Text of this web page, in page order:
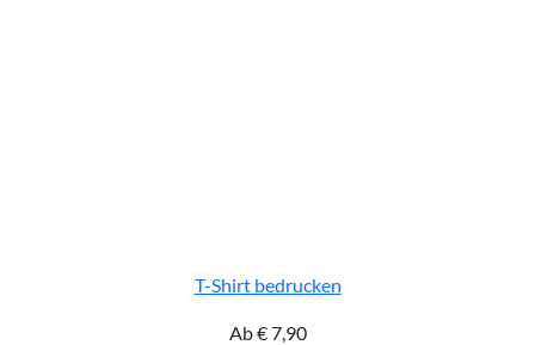
T-Shirt bedrucken
Ab€7,90